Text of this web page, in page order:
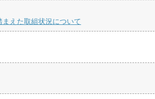
えた取組状況について